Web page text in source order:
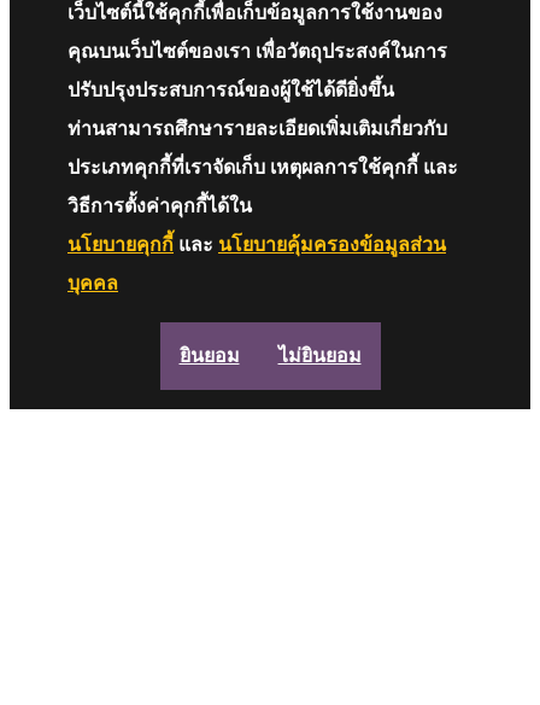
เว็บไซต์นี้ใช้คุกกี้เพื่อเก็บข้อมูลการใช้งานของ
คุณบนเว็บไซต์ของเรา เพื่อวัตถุประสงค์ในการ
ปรับปรุงประสบการณ์ของผู้ใช้ได้ดียิ่งขึ้น
ท่านสามารถศึกษารายละเอียดเพิ่มเติมเกี่ยวกับ
ประเภทคุกกี้ที่เราจัดเก็บ เหตุผลการใช้คุกกี้ และ
วิธีการตั้งค่าคุกกี้ได้ใน
นโยบายคุกกี้ และ นโยบายคุ้มครองข้อมูลส่วน
บุคคล
ยินยอม ไม่ยินยอม